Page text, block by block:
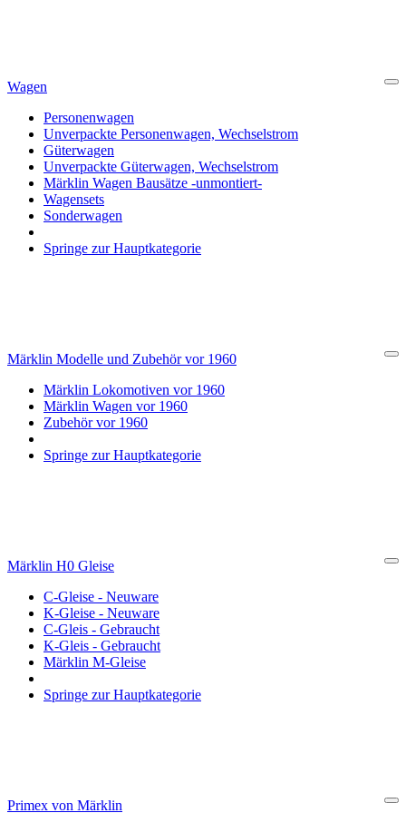
Wagen
Personenwagen
Unverpackte Personenwagen, Wechselstrom
Güterwagen
Unverpackte Güterwagen, Wechselstrom
Märklin Wagen Bausätze -unmontiert-
Wagensets
Sonderwagen
Springe zur Hauptkategorie
Märklin Modelle und Zubehör vor 1960
Märklin Lokomotiven vor 1960
Märklin Wagen vor 1960
Zubehör vor 1960
Springe zur Hauptkategorie
Märklin H0 Gleise
C-Gleise - Neuware
K-Gleise - Neuware
C-Gleis - Gebraucht
K-Gleis - Gebraucht
Märklin M-Gleise
Springe zur Hauptkategorie
Primex von Märklin